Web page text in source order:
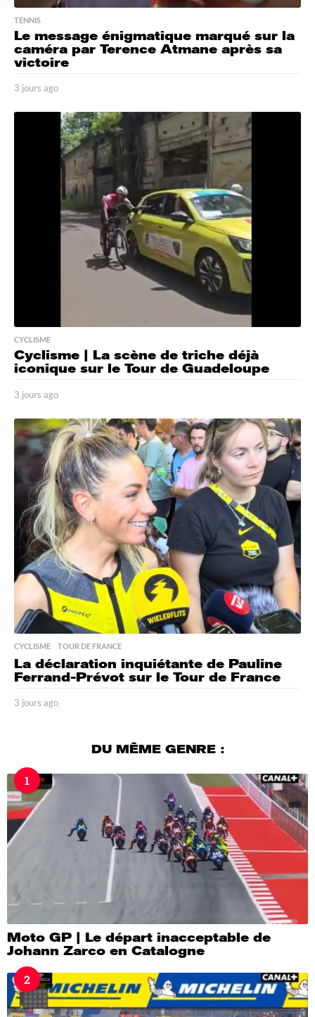
TENNIS
Le message énigmatique marqué sur la
caméra par Terence Atmane après sa
victoire
3 jours ago
o
u
r
s
a
o
CYCLISME
Cyclisme | La scène de triche déjà
iconique sur le Tour de Guadeloupe
3 jours ago
o
u
r
s
a
g
o
CYCLISME ,TOUR DE FRANCE
La déclaration inquiétante de Pauline
Ferrand-Prévot sur le Tour de France
3 jours ago
DU MÊME GENRE :
1
Moto GP | Le départ inacceptable de
Johann Zarco en Catalogne
2